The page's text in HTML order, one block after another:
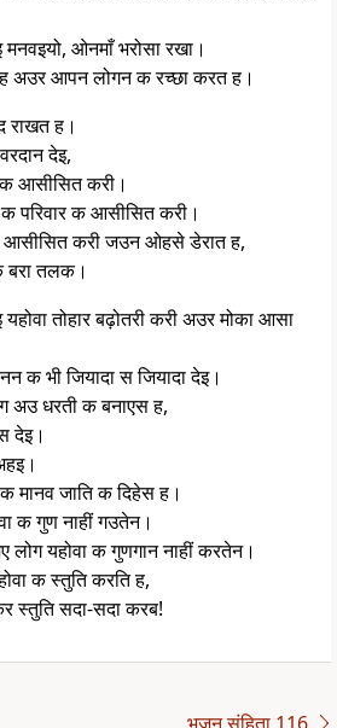
ओनमाँ भरोसा रखा।
अउर आपन लोगन क रच्छा करत ह।
राखत ह।
देइ,
क आसीसित करी।
परिवार क आसीसित करी।
करी जउन ओहसे डेरात ह,
बरा तलक।
तोहार बढ़ोतरी करी अउर मोका आसा
क भी जियादा स जियादा देइ।
अउ धरती क बनाएस ह,
देइ।
मानव जाति क दिहेस ह।
क गुण नाहीं गउतेन।
लोग यहोवा क गुणगान नाहीं करतेन।
क स्तुति करति ह,
स्तुति सदा-सदा करब!